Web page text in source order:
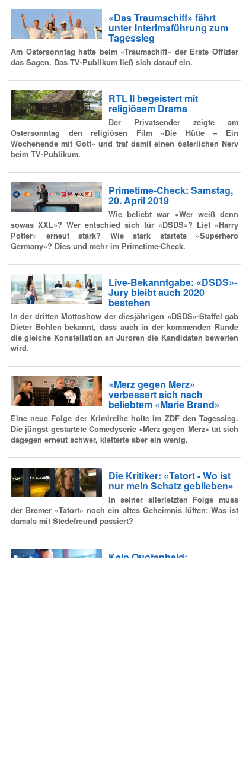
«Das Traumschiff» fährt
unter Interimsführung zum
Tagessieg
Am Ostersonntag hatte beim «Traumschiff» der Erste Offizier
das Sagen. Das TV-Publikum ließ sich darauf ein.
RTL II begeistert mit
religiösem Drama
Der Privatsender zeigte am
Ostersonntag den religiösen Film «Die Hütte – Ein
Wochenende mit Gott» und traf damit einen österlichen Nerv
beim TV-Publikum.
Primetime-Check: Samstag,
20. April 2019
Wie beliebt war «Wer weiß denn
sowas XXL»? Wer entschied sich für «DSDS»? Lief «Harry
Potter» erneut stark? Wie stark startete «Superhero
Germany»? Dies und mehr im Primetime-Check.
Live-Bekanntgabe: «DSDS»-
Jury bleibt auch 2020
bestehen
In der dritten Mottoshow der diesjährigen «DSDS»-Staffel gab
Dieter Bohlen bekannt, dass auch in der kommenden Runde
die gleiche Konstellation an Juroren die Kandidaten bewerten
wird.
«Merz gegen Merz»
verbessert sich nach
beliebtem «Marie Brand»
Eine neue Folge der Krimireihe holte im ZDF den Tagessieg.
Die jüngst gestartete Comedyserie «Merz gegen Merz» tat sich
dagegen erneut schwer, kletterte aber ein wenig.
Die Kritiker: «Tatort - Wo ist
nur mein Schatz geblieben»
In seiner allerletzten Folge muss
der Bremer «Tatort» noch ein altes Geheimnis lüften: Was ist
damals mit Stedefreund passiert?
Kein Quotenheld: